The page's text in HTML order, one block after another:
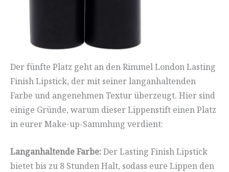
Der fünfte Platz geht an den Rimmel London Lasting
Finish Lipstick, der mit seiner langanhaltenden
Farbe und angenehmen Textur überzeugt. Hier sind
einige Gründe, warum dieser Lippenstift einen Platz
in eurer Make-up-Sammlung verdient:
Langanhaltende Farbe: Der Lasting Finish Lipstick
bietet bis zu 8 Stunden Halt, sodass eure Lippen den